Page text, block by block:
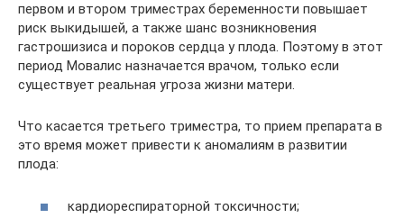
первом и втором триместрах беременности повышает
риск выкидышей, а также шанс возникновения
гастрошизиса и пороков сердца у плода. Поэтому в этот
период Мовалис назначается врачом, только если
существует реальная угроза жизни матери.
Что касается третьего триместра, то прием препарата в
это время может привести к аномалиям в развитии
плода:
кардиореспираторной токсичности;